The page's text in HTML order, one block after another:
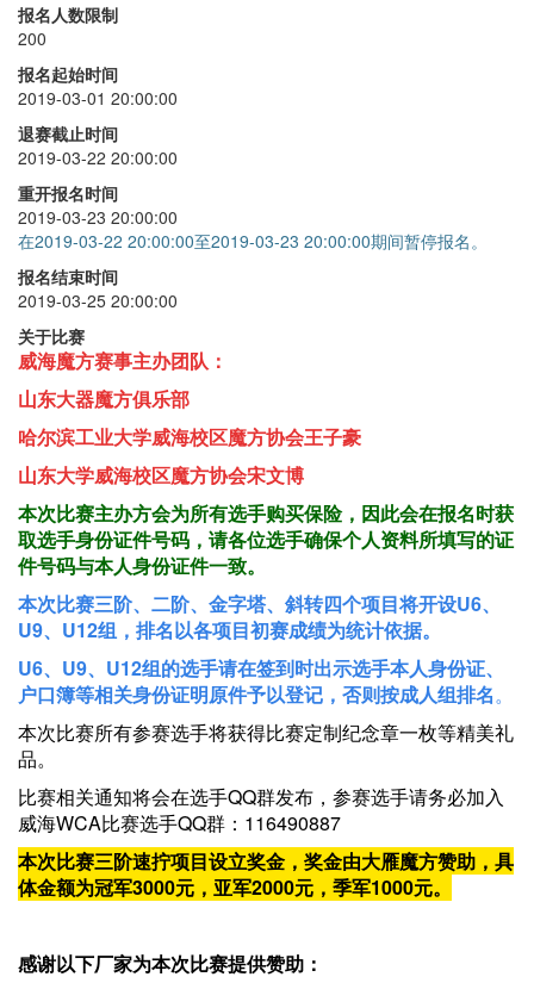
二阶
四阶
五阶
+ 40
六阶
七阶
三盲
+ 30
最少步
单手
+ 30
脚拧
+ 40
魔表
+ 30
五魔方
+ 30 + 45
金字塔
+ 20
斜转
+ 30 +
45
SQ1
+ 30 + 45
四盲
40 + 60
五盲
+ 40 + 60
多盲
+ 40 + 60
报名人数限制
200
报名起始时间
2019-03-01 20:00:00
退赛截止时间
2019-03-22 20:00:00
重开报名时间
2019-03-23 20:00:00
在2019-03-22 20:00:00至2019-03-23 20:00:00期间暂停报名。
报名结束时间
2019-03-25 20:00:00
关于比赛
威海魔方赛事主办团队：
山东大器魔方俱乐部
哈尔滨工业大学威海校区魔方协会王子豪
山东大学威海校区魔方协会宋文博
本次比赛主办方会为所有选手购买保险，因此会在报名时获
取选手身份证件号码，请各位选手确保个人资料所填写的证
件号码与本人身份证件一致。
本次比赛三阶、二阶、金字塔、斜转四个项目将开设U6、
U9、U12组，排名以各项目初赛成绩为统计依据。
U6、U9、U12组的选手请在签到时出示选手本人身份证、
户口簿等相关身份证明原件予以登记，否则按成人组排名。
本次比赛所有参赛选手将获得比赛定制纪念章一枚等精美礼
品。
比赛相关通知将会在选手QQ群发布，参赛选手请务必加入
威海WCA比赛选手QQ群：116490887
本次比赛三阶速拧项目设立奖金，奖金由大雁魔方赞助，具
体金额为冠军3000元，亚军2000元，季军1000元。
感谢以下厂家为本次比赛提供赞助：